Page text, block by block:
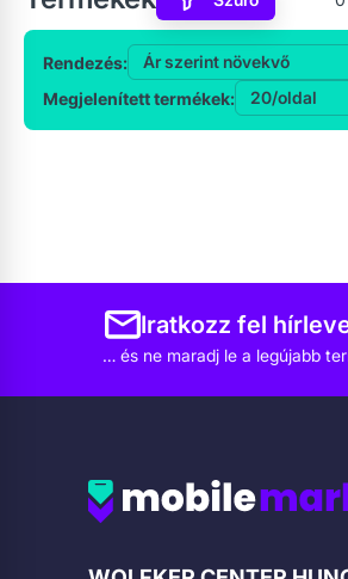
Rendezés:
Megjelenített termékek:
Iratkozz fel
… és ne maradj le a legújabb
Cégadatok